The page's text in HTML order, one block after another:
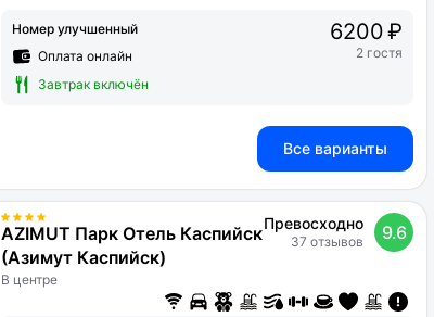
Номер улучшенный
Оплата онлайн
Завтрак включён
6200 ₽
2 гостя
Все варианты
AZIMUT Парк Отель Каспийск
(Азимут Каспийск)
В центре
Превосходно
37 отзывов 9.6